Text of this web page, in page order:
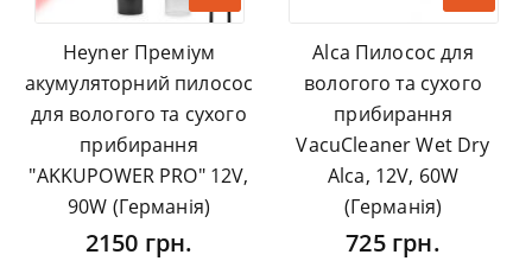
Heyner Преміум
акумуляторний пилосос
для вологого та сухого
прибирання
"AKKUPOWER PRO" 12V,
90W (Германія)
2150 грн.
Alca Пилосос для
вологого та сухого
прибирання
VacuCleaner Wet Dry
Alca, 12V, 60W
(Германія)
725 грн.